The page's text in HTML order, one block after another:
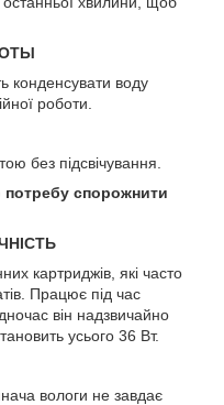
конденсувати воду
роботи.
без підсвічування.
спорожнити
картриджів, які часто
Працює під час
він надзвичайно
усього 36 Вт.
вологи не завдає